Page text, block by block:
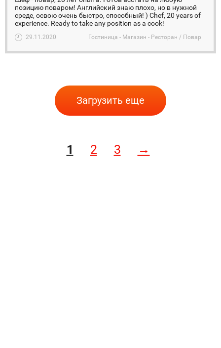
позицию поваром! Английский знаю плохо, но в нужной
среде, освою очень быстро, способный! ) Chef, 20 years of
experience. Ready to take any position as a cook!
29.11.2020 Гостиница - Магазин - Ресторан / Повар
Загрузить еще
1 2 3 →